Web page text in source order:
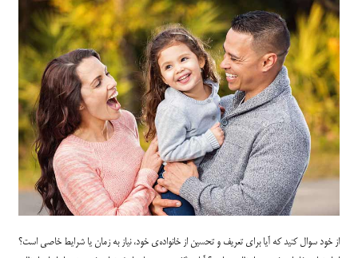
از خود سوال کنید که آیا برای تعریف و تحسین از خانواده‌ی خود، نیاز به زمان یا شرایط خاصی است؟